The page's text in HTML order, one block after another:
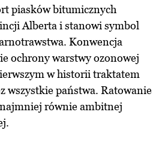
piasków bitumicznych
Alberta i stanowi symbol
Konwencja
ochrony warstwy ozonowej
w historii traktatem
wszystkie państwa. Ratowanie
równie ambitnej